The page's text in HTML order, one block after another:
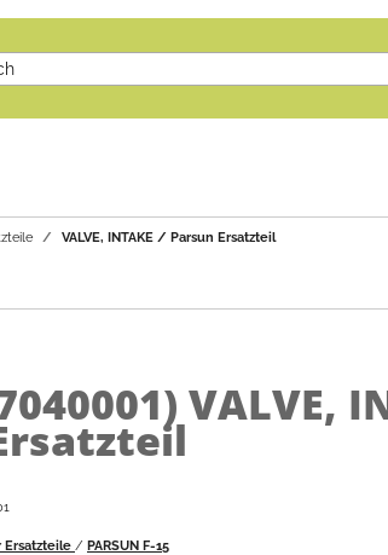
VALVE, INTAKE / Parsun Ersatzteil
VALVE,
Ersatzteile / PARSUN F-15